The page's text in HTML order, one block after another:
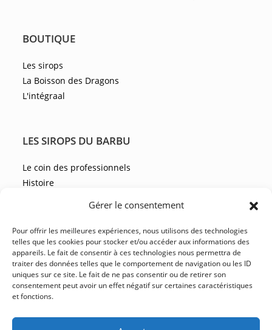
Gérer le consentement
Pour offrir les meilleures expériences, nous utilisons des technologies
telles que les cookies pour stocker et/ou accéder aux informations des
appareils. Le fait de consentir à ces technologies nous permettra de
traiter des données telles que le comportement de navigation ou les ID
uniques sur ce site. Le fait de ne pas consentir ou de retirer son
consentement peut avoir un effet négatif sur certaines caractéristiques
et fonctions.
BOUTIQUE
Les sirops
La Boisson des Dragons
L'intégraal
LES SIROPS DU BARBU
Le coin des professionnels
Histoire
NOUS CONTACTER
FAQ
CGV